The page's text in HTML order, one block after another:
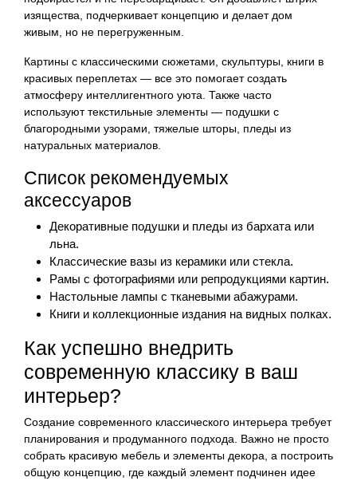
изящества, подчеркивает концепцию и делает дом
живым, но не перегруженным.
Картины с классическими сюжетами, скульптуры, книги в
красивых переплетах — все это помогает создать
атмосферу интеллигентного уюта. Также часто
используют текстильные элементы — подушки с
благородными узорами, тяжелые шторы, пледы из
натуральных материалов.
Список рекомендуемых
аксессуаров
Декоративные подушки и пледы из бархата или
льна.
Классические вазы из керамики или стекла.
Рамы с фотографиями или репродукциями картин.
Настольные лампы с тканевыми абажурами.
Книги и коллекционные издания на видных полках.
Как успешно внедрить
современную классику в ваш
интерьер?
Создание современного классического интерьера требует
планирования и продуманного подхода. Важно не просто
собрать красивую мебель и элементы декора, а построить
общую концепцию, где каждый элемент подчинен идее